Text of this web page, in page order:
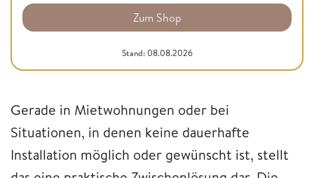
Zum Shop
Stand: 08.08.2026
Gerade in Mietwohnungen oder bei
Situationen, in denen keine dauerhafte
Installation möglich oder gewünscht ist, stellt